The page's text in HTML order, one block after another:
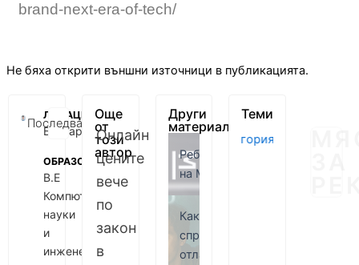
brand-next-era-of-tech/
Не бяха открити външни източници в публикацията.
ЛОКАЦИЯ
България
ОБРАЗОВАНИЕ
B.E
Компютърни
науки
и
инженерство
Последвай
Още
от
този
автор
Онлайн
цените
вече
по
закон
в
Други
материали
Ребрандът
на Mozilla
Как да
спра да
отлагам
Теми
Без категория